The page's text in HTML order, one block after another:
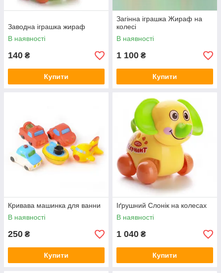
Заводна іграшка жираф
В наявності
140 ₴
Купити
Загінна іграшка Жираф на
колесі
В наявності
1 100 ₴
Купити
Кривава машинка для ванни
В наявності
250 ₴
Купити
Іґрушний Слонік на колесах
В наявності
1 040 ₴
Купити